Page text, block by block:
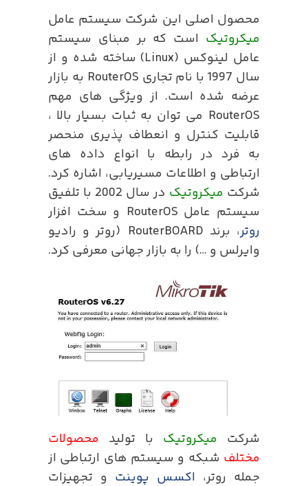
محصول اصلی این شرکت سیستم عامل
میکروتیک است که بر مبنای سیستم
عامل لینوکس (Linux) ساخته شده و از
سال 1997 با نام تجاری RouterOS به بازار
عرضه شده است. از ویژگی های مهم
RouterOS می توان به ثبات بسیار بالا ،
قابلیت کنترل و انعطاف پذیری منحصر
به فرد در رابطه با انواع داده های
ارتباطی و اطلاعات مسیریابی، اشاره کرد.
شرکت میکروتیک
در سال 2002 با تلفیق
سیستم عامل RouterOS و سخت افزار
روتر
، برند RouterBOARD (روتر و رادیو
وایرلس و …) را به بازار جهانی معرفی کرد.
شرکت میکروتیک با تولید محصولات
مختلف شبکه و سیستم های ارتباطی از
جمله روتر، اکسس پوینت و تجهیزات